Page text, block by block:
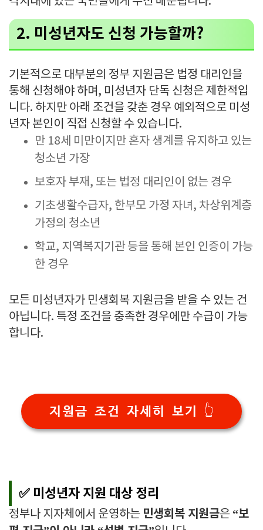
2. 미성년자도 신청 가능할까?
기본적으로 대부분의 정부 지원금은 법정 대리인을
통해 신청해야 하며, 미성년자 단독 신청은 제한적입
니다. 하지만 아래 조건을 갖춘 경우 예외적으로 미성
년자 본인이 직접 신청할 수 있습니다.
만 18세 미만이지만 혼자 생계를 유지하고 있는
청소년 가장
보호자 부재, 또는 법정 대리인이 없는 경우
기초생활수급자, 한부모 가정 자녀, 차상위계층
가정의 청소년
학교, 지역복지기관 등을 통해 본인 인증이 가능
한 경우
모든 미성년자가 민생회복 지원금을 받을 수 있는 건
아닙니다. 특정 조건을 충족한 경우에만 수급이 가능
합니다.
지원금 조건 자세히 보기 👆
✅ 미성년자 지원 대상 정리
정부나 지자체에서 운영하는 민생회복 지원금은 “보